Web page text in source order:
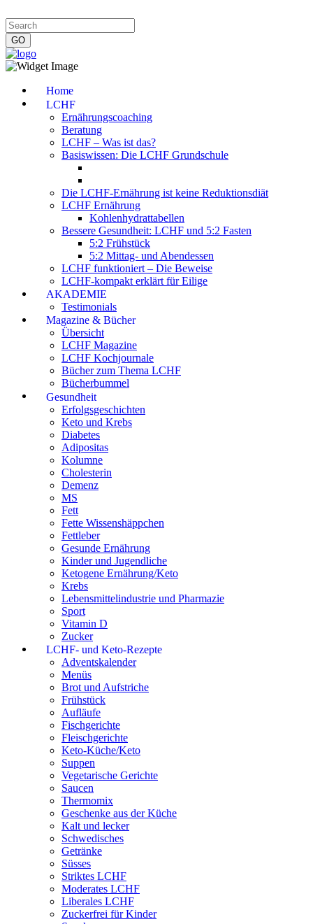
Home
LCHF
Ernährungscoaching
Beratung
LCHF – Was ist das?
Basiswissen: Die LCHF Grundschule
Die LCHF-Ernährung ist keine Reduktionsdiät
LCHF Ernährung
Kohlenhydrattabellen
Bessere Gesundheit: LCHF und 5:2 Fasten
5:2 Frühstück
5:2 Mittag- und Abendessen
LCHF funktioniert – Die Beweise
LCHF-kompakt erklärt für Eilige
AKADEMIE
Testimonials
Magazine & Bücher
Übersicht
LCHF Magazine
LCHF Kochjournale
Bücher zum Thema LCHF
Bücherbummel
Gesundheit
Erfolgsgeschichten
Keto und Krebs
Diabetes
Adipositas
Kolumne
Cholesterin
Demenz
MS
Fett
Fette Wissenshäppchen
Fettleber
Gesunde Ernährung
Kinder und Jugendliche
Ketogene Ernährung/Keto
Krebs
Lebensmittelindustrie und Pharmazie
Sport
Vitamin D
Zucker
LCHF- und Keto-Rezepte
Adventskalender
Menüs
Brot und Aufstriche
Frühstück
Aufläufe
Fischgerichte
Fleischgerichte
Keto-Küche/Keto
Suppen
Vegetarische Gerichte
Saucen
Thermomix
Geschenke aus der Küche
Kalt und lecker
Schwedisches
Getränke
Süsses
Striktes LCHF
Moderates LCHF
Liberales LCHF
Zuckerfrei für Kinder